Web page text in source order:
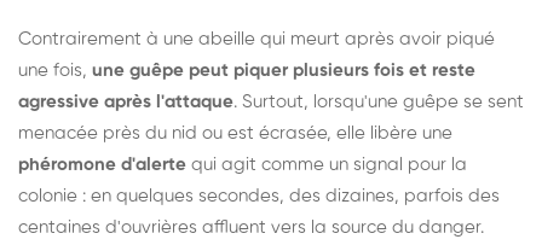
Contrairement à une abeille qui meurt après avoir piqué
une fois, une guêpe peut piquer plusieurs fois et reste
agressive après l'attaque. Surtout, lorsqu'une guêpe se sent
menacée près du nid ou est écrasée, elle libère une
phéromone d'alerte qui agit comme un signal pour la
colonie : en quelques secondes, des dizaines, parfois des
centaines d'ouvrières affluent vers la source du danger.